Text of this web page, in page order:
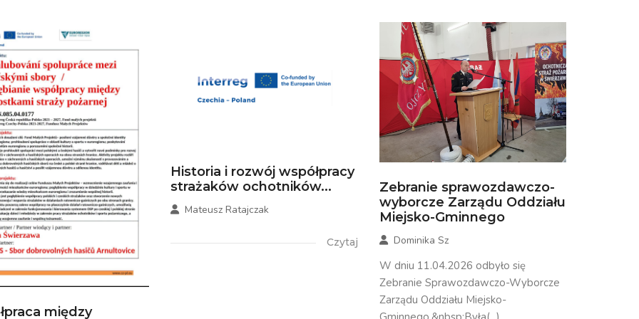
między
Historia i rozwój współpracy
strażaków ochotników...
Mateusz Ratajczak
Czytaj
Zebranie sprawozdawczo-
wyborcze Zarządu Oddziału
Miejsko-Gminnego
Dominika Sz
W dniu 11.04.2026 odbyło się
Zebranie Sprawozdawczo-Wyborcze
Zarządu Oddziału Miejsko-